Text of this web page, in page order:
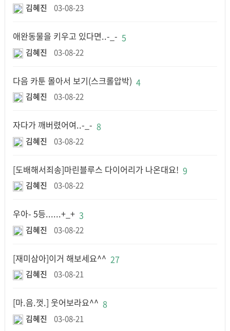
김혜진 03-08-23
애완동물을 키우고 있다면..-_- 5
김혜진 03-08-22
다음 카툰 몰아서 보기(스크롤압박) 4
김혜진 03-08-22
자다가 깨버렸어여..-_- 8
김혜진 03-08-22
[도배해서죄송]마린블루스 다이어리가 나온대요! 9
김혜진 03-08-22
우아- 5등......+_+ 3
김혜진 03-08-22
[재미삼아]이거 해보세요^^ 27
김혜진 03-08-21
[마.음.껏.] 웃어보라요^^ 8
김혜진 03-08-21